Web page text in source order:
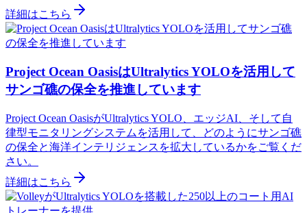
詳細はこちら
Project Ocean OasisはUltralytics YOLOを活用して
サンゴ礁の保全を推進しています
Project Ocean OasisがUltralytics YOLO、エッジAI、そして自
律型モニタリングシステムを活用して、どのようにサンゴ礁
の保全と海洋インテリジェンスを拡大しているかをご覧くだ
さい。
詳細はこちら